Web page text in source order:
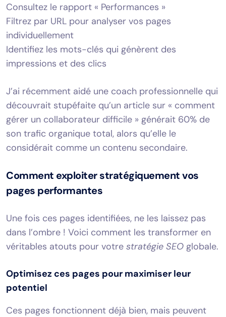
Consultez le rapport « Performances »
Filtrez par URL pour analyser vos pages
individuellement
Identifiez les mots-clés qui génèrent des
impressions et des clics
J’ai récemment aidé une coach professionnelle qui
découvrait stupéfaite qu’un article sur « comment
gérer un collaborateur difficile » générait 60% de
son trafic organique total, alors qu’elle le
considérait comme un contenu secondaire.
Comment exploiter stratégiquement vos
pages performantes
Une fois ces pages identifiées, ne les laissez pas
dans l’ombre ! Voici comment les transformer en
véritables atouts pour votre stratégie SEO globale.
Optimisez ces pages pour maximiser leur
potentiel
Ces pages fonctionnent déjà bien, mais peuvent